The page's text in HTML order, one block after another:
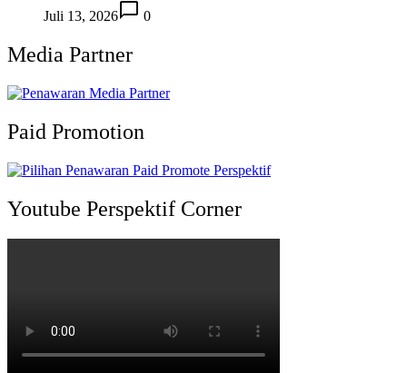
Juli 13, 2026
0
Media Partner
Paid Promotion
Youtube Perspektif Corner